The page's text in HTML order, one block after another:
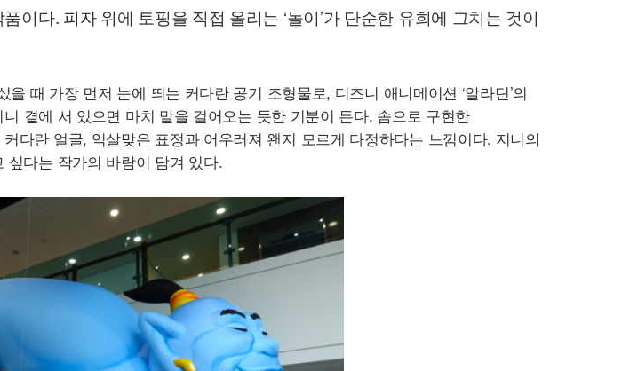
이다. 피자 위에 토핑을 직접 올리는 ‘놀이’가 단순한 유희에 그치는 것이
때 가장 먼저 눈에 띄는 커다란 공기 조형물로, 디즈니 애니메이션 ‘알라딘’의
곁에 서 있으면 마치 말을 걸어오는 듯한 기분이 든다. 솜으로 구현한
다란 얼굴, 익살맞은 표정과 어우러져 왠지 모르게 다정하다는 느낌이다. 지니의
다는 작가의 바람이 담겨 있다.